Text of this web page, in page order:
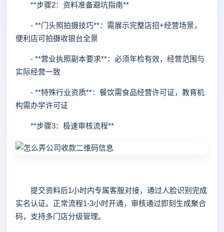
**步骤2：资料准备避坑指南**
- **门头照拍摄技巧**：需展示完整店招+经营场景，
便利店可拍摄收银台全景
- **营业执照副本要求**：必须年检有效，经营范围与
实际经营一致
- **特殊行业资质**：餐饮需食品经营许可证，教育机
构需办学许可证
**步骤3：极速审核流程**
提交资料后1小时内专属客服对接，通过人脸识别完成
实名认证。正常流程1-3小时开通，审核通过即刻生成聚合
码，支持多门店分级管理。